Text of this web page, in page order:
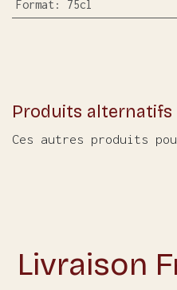
Format : 75cl
Produits alternatifs
Ces autres produits
Livraison